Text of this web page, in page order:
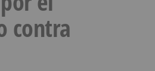
contra